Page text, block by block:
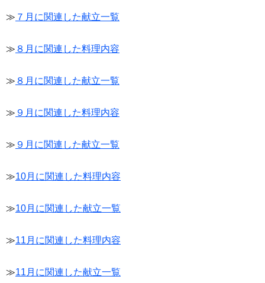
≫ ７月に関連した献立一覧
≫ ８月に関連した料理内容
≫ ８月に関連した献立一覧
≫ ９月に関連した料理内容
≫ ９月に関連した献立一覧
≫10月に関連した料理内容
≫10月に関連した献立一覧
≫11月に関連した料理内容
≫11月に関連した献立一覧